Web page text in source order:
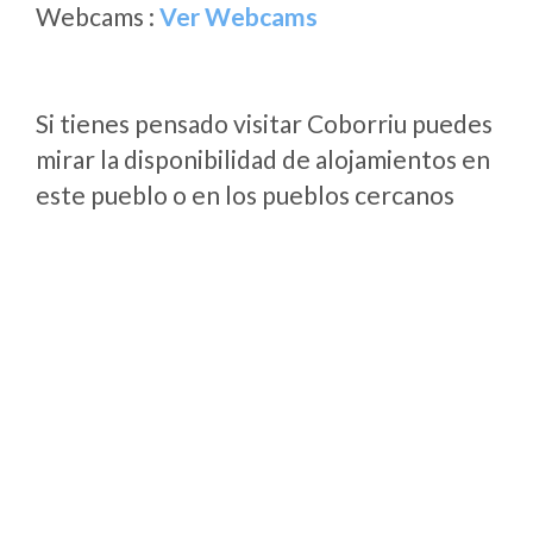
Webcams : Ver Webcams
Si tienes pensado visitar Coborriu puedes
mirar la disponibilidad de alojamientos en
este pueblo o en los pueblos cercanos